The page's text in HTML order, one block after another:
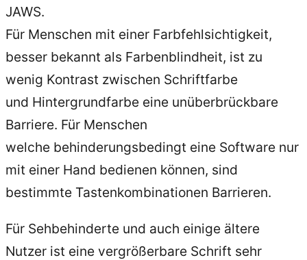
JAWS.
Für Menschen mit einer Farbfehlsichtigkeit,
besser bekannt als Farbenblindheit, ist zu
wenig Kontrast zwischen Schriftfarbe
und Hintergrundfarbe eine unüberbrückbare
Barriere. Für Menschen
welche behinderungsbedingt eine Software nur
mit einer Hand bedienen können, sind
bestimmte Tastenkombinationen Barrieren.
Für Sehbehinderte und auch einige ältere
Nutzer ist eine vergrößerbare Schrift sehr